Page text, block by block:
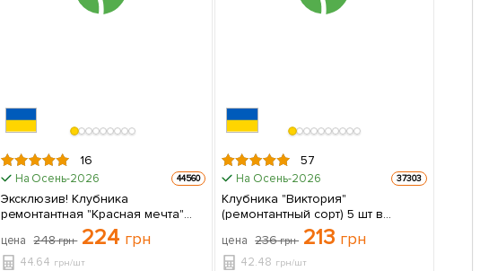
16
На Осень-2026 44560
Эксклюзив! Клубника
ремонтантная "Красная мечта"
(премиальный сорт) 5 шт в
упаковке
цена 248грн 224 грн
44.64 грн/шт
57
На Осень-2026 37303
Клубника "Виктория"
(ремонтантный сорт) 5 шт в
цена 236грн 213 грн
42.48 грн/шт